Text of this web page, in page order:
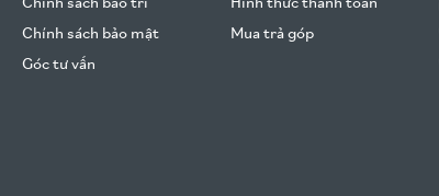
Chính sách bảo trì
Chính sách bảo mật
Góc tư vấn
Hình thức thanh toán
Mua trả góp